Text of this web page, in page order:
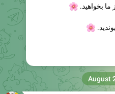
ما بخواهید.
August